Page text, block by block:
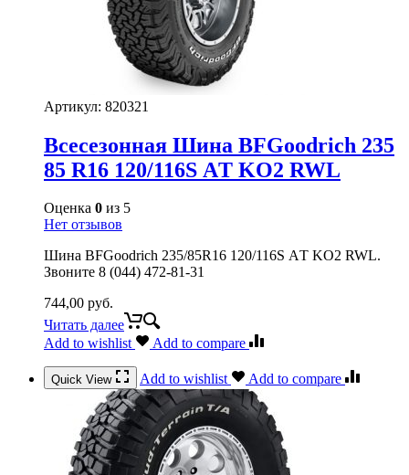
Артикул: 820321
Всесезонная Шина BFGoodrich 235
85 R16 120/116S АT KO2 RWL
Оценка 0 из 5
Нет отзывов
Шина BFGoodrich 235/85R16 120/116S АT KO2 RWL.
Звоните 8 (044) 472-81-31
744,00 руб.
Читать далее
Add to wishlist
Add to compare
Quick View Add to wishlist Add to compare